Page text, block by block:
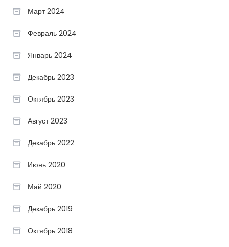
Март 2024
Февраль 2024
Январь 2024
Декабрь 2023
Октябрь 2023
Август 2023
Декабрь 2022
Июнь 2020
Май 2020
Декабрь 2019
Октябрь 2018